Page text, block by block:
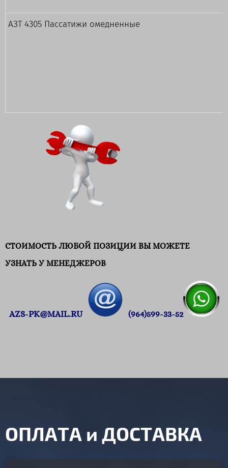
АЗТ 4305 Пассатижи омедненные
СТОИМОСТЬ ЛЮБОЙ ПОЗИЦИИ ВЫ МОЖЕТЕ
УЗНАТЬ У МЕНЕДЖЕРОВ
АZS-PK@MAIL.RU (964)599-33-52
ОПЛАТА и ДОСТАВКА